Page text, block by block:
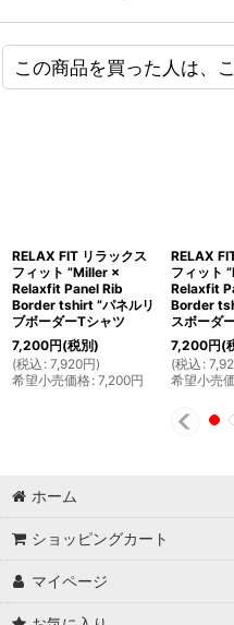
この商品を買った人は、
RELAX FIT リラックス
フィット ”Miller ×
Relaxfit Panel Rib
Border tshirt ”パネルリ
ブボーダーTシャツ
7,200円(税別)
(税込 : 7,920円)
希望小売価格: 7,200円
RELAX
フィット
Relaxfit
Border
スボーダ
7,200円(
(税込 :
希望小売
ホーム
ショッピングカート
マイページ